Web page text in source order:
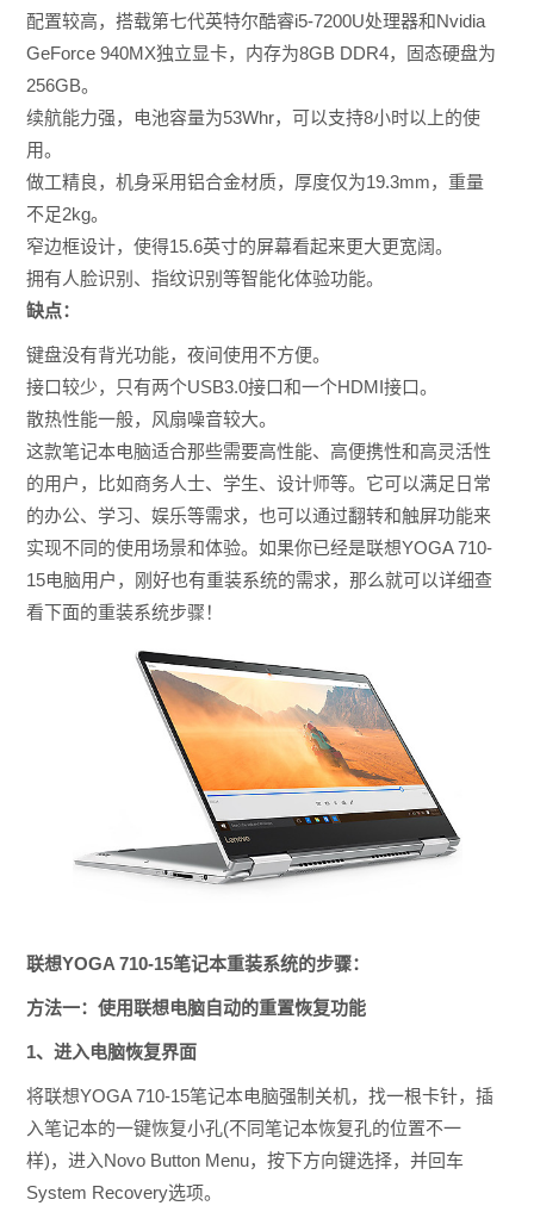
配置较高，搭载第七代英特尔酷睿i5-7200U处理器和Nvidia
GeForce 940MX独立显卡，内存为8GB DDR4，固态硬盘为
256GB。
续航能力强，电池容量为53Whr，可以支持8小时以上的使
用。
做工精良，机身采用铝合金材质，厚度仅为19.3mm，重量
不足2kg。
窄边框设计，使得15.6英寸的屏幕看起来更大更宽阔。
拥有人脸识别、指纹识别等智能化体验功能。
缺点：
键盘没有背光功能，夜间使用不方便。
接口较少，只有两个USB3.0接口和一个HDMI接口。
散热性能一般，风扇噪音较大。
这款笔记本电脑适合那些需要高性能、高便携性和高灵活性
的用户，比如商务人士、学生、设计师等。它可以满足日常
的办公、学习、娱乐等需求，也可以通过翻转和触屏功能来
实现不同的使用场景和体验。如果你已经是联想YOGA 710-
15电脑用户，刚好也有重装系统的需求，那么就可以详细查
看下面的重装系统步骤！
联想YOGA 710-15笔记本重装系统的步骤：
方法一：使用联想电脑自动的重置恢复功能
1、进入电脑恢复界面
将联想YOGA 710-15笔记本电脑强制关机， 找一根卡针，插
入笔记本的一键恢复小孔(不同笔记本恢复孔的位置不一
样)，进入Novo Button Menu，按下方向键选择，并回车
System Recovery选项。